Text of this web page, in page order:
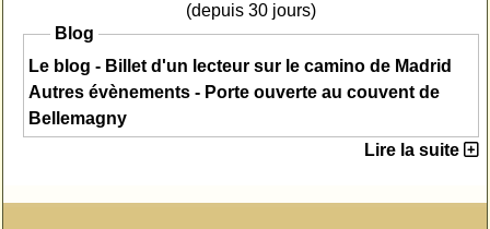
(depuis 30 jours)
Blog
Le blog - Billet d'un lecteur sur le camino de Madrid
Autres évènements - Porte ouverte au couvent de
Bellemagny
Lire la suite